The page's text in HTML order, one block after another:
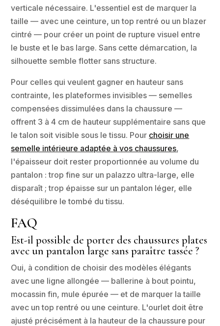
verticale nécessaire. L'essentiel est de marquer la
taille — avec une ceinture, un top rentré ou un blazer
cintré — pour créer un point de rupture visuel entre
le buste et le bas large. Sans cette démarcation, la
silhouette semble flotter sans structure.
Pour celles qui veulent gagner en hauteur sans
contrainte, les plateformes invisibles — semelles
compensées dissimulées dans la chaussure —
offrent 3 à 4 cm de hauteur supplémentaire sans que
le talon soit visible sous le tissu. Pour choisir une
semelle intérieure adaptée à vos chaussures,
l'épaisseur doit rester proportionnée au volume du
pantalon : trop fine sur un palazzo ultra-large, elle
disparaît ; trop épaisse sur un pantalon léger, elle
déséquilibre le tombé du tissu.
FAQ
Est-il possible de porter des chaussures plates
avec un pantalon large sans paraître tassée ?
Oui, à condition de choisir des modèles élégants
avec une ligne allongée — ballerine à bout pointu,
mocassin fin, mule épurée — et de marquer la taille
avec un top rentré ou une ceinture. L'ourlet doit être
ajusté précisément à la hauteur de la chaussure pour